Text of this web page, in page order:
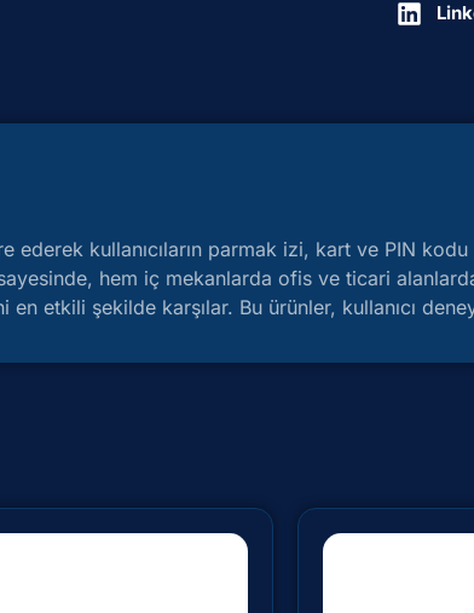
ederek kullanıcıların parmak izi, kart ve PIN
hem iç mekanlarda ofis ve ticari
etkili şekilde karşılar. Bu ürünler, kullanıcı